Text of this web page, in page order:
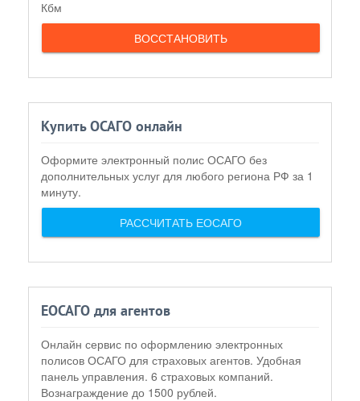
Кбм
ВОССТАНОВИТЬ
Купить ОСАГО онлайн
Оформите электронный полис ОСАГО без
дополнительных услуг для любого региона РФ за 1
минуту.
РАССЧИТАТЬ ЕОСАГО
ЕОСАГО для агентов
Онлайн сервис по оформлению электронных
полисов ОСАГО для страховых агентов. Удобная
панель управления. 6 страховых компаний.
Вознаграждение до 1500 рублей.